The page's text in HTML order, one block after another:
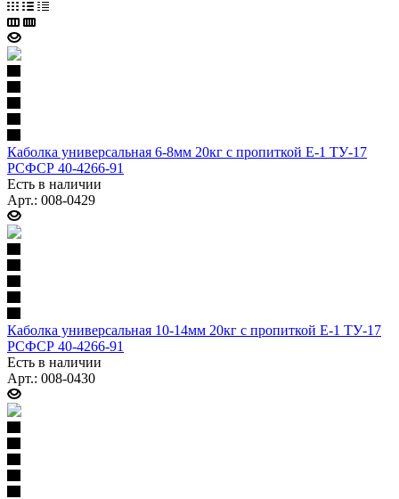
Каболка универсальная 6-8мм 20кг с пропиткой Е-1 ТУ-17
РСФСР 40-4266-91
Есть в наличии
Арт.: 008-0429
Каболка универсальная 10-14мм 20кг с пропиткой Е-1 ТУ-17
РСФСР 40-4266-91
Есть в наличии
Арт.: 008-0430